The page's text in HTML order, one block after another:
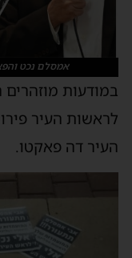
אמסלם נכט
במודעות
לראשות העיר
העיר דה פאקטו.